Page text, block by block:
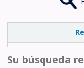
Su búsqueda